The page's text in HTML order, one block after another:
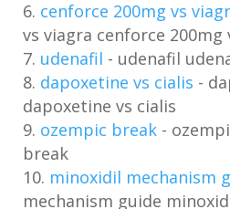
cenforce 200mg vs
vs viagra cenforce 200mg
udenafil - udenafil
dapoxetine vs cialis -
dapoxetine vs cialis
ozempic break -
break
minoxidil mechanism
mechanism guide